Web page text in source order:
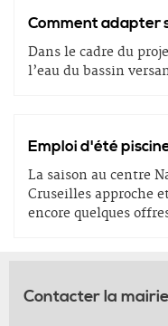
Comment adapter
Dans le cadre du
l’eau du bassin
Emploi d'été
La saison au centre
Cruseilles approche
encore quelques
Contacter la mairie